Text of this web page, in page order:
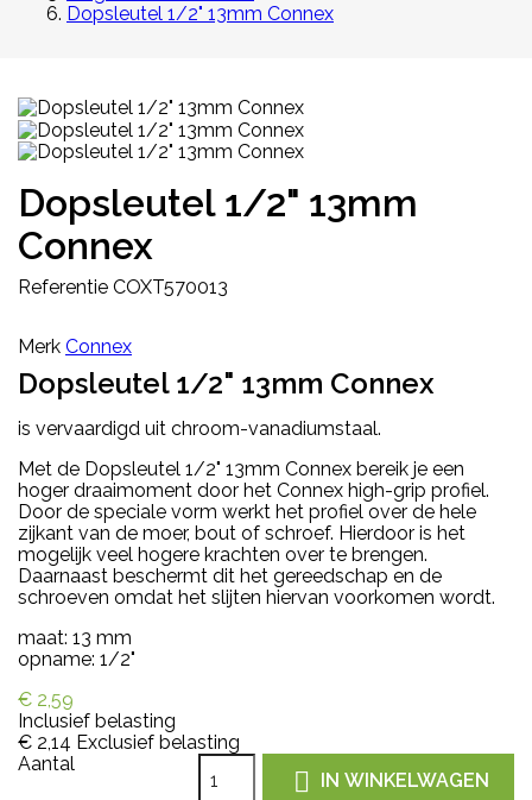
Dopsleutel 1/2" 13mm Connex
Dopsleutel 1/2" 13mm
Connex
Referentie COXT570013
Merk Connex
Dopsleutel 1/2" 13mm Connex
is vervaardigd uit chroom-vanadiumstaal.
Met de Dopsleutel 1/2" 13mm Connex bereik je een
hoger draaimoment door het Connex high-grip profiel.
Door de speciale vorm werkt het profiel over de hele
zijkant van de moer, bout of schroef. Hierdoor is het
mogelijk veel hogere krachten over te brengen.
Daarnaast beschermt dit het gereedschap en de
schroeven omdat het slijten hiervan voorkomen wordt.
maat: 13 mm
opname: 1/2"
€ 2,59
Inclusief belasting
€ 2,14 Exclusief belasting
Aantal
 IN WINKELWAGEN